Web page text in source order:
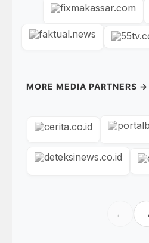
MORE MEDIA PARTNERS
←